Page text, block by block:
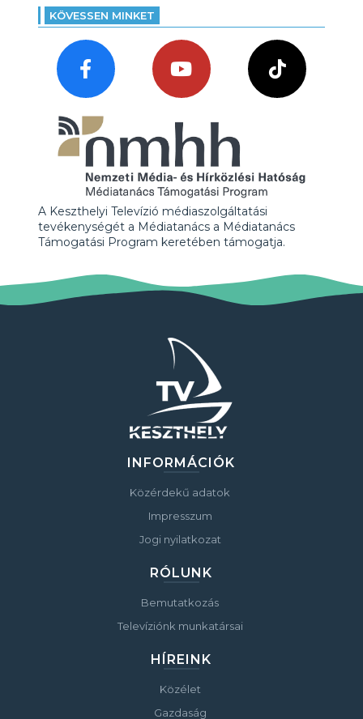
KÖVESSEN MINKET
A Keszthelyi Televízió médiaszolgáltatási
tevékenységét a Médiatanács a Médiatanács
Támogatási Program keretében támogatja.
INFORMÁCIÓK
Közérdekű adatok
Impresszum
Jogi nyilatkozat
RÓLUNK
Bemutatkozás
Televíziónk munkatársai
HÍREINK
Közélet
Gazdaság